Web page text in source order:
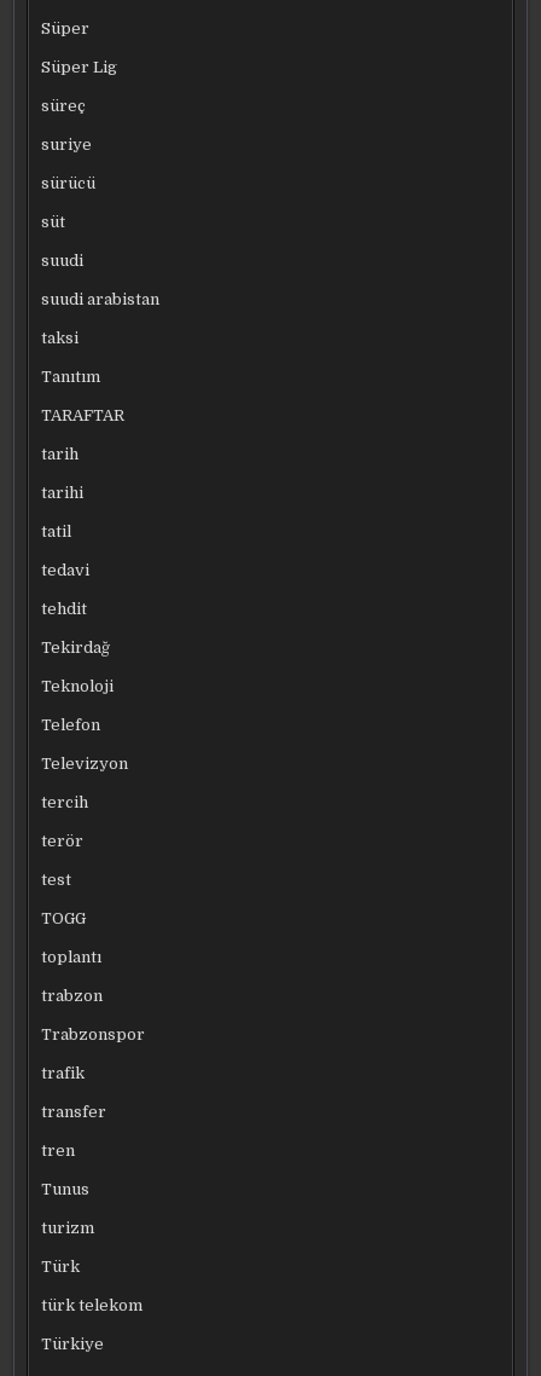
Süper
Süper Lig
süreç
suriye
sürücü
süt
suudi
suudi arabistan
taksi
Tanıtım
TARAFTAR
tarih
tarihi
tatil
tedavi
tehdit
Tekirdağ
Teknoloji
Telefon
Televizyon
tercih
terör
test
TOGG
toplantı
trabzon
Trabzonspor
trafik
transfer
tren
Tunus
turizm
Türk
türk telekom
Türkiye